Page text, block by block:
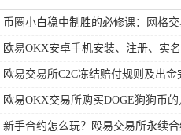
币圈小白稳中制胜的必修课：网格交
欧易OKX安卓手机安装、注册、实名认证、买币转账新手实操
欧易交易所C2C冻结赔付规则及出金完整流
欧易OKX交易所购买DOGE狗狗币的几个方式
新手合约怎么玩？殴易交易所永续合约操作步骤教程(APP/